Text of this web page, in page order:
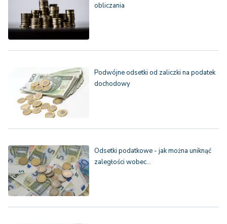
obliczania
Podwójne odsetki od zaliczki na podatek
dochodowy
Odsetki podatkowe - jak można uniknąć
zaległości wobec…